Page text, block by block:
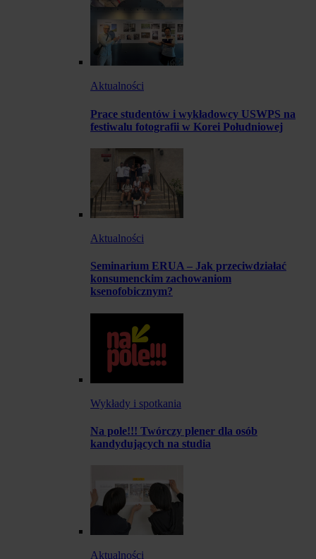
Aktualności
Prace studentów i wykładowcy USWPS na
festiwalu fotografii w Korei Południowej
Aktualności
Seminarium ERUA – Jak przeciwdziałać
konsumenckim zachowaniom
ksenofobicznym?
Wykłady i spotkania
Na pole!!! Twórczy plener dla osób
kandydujących na studia
Aktualności